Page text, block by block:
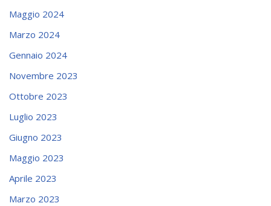
Maggio 2024
Marzo 2024
Gennaio 2024
Novembre 2023
Ottobre 2023
Luglio 2023
Giugno 2023
Maggio 2023
Aprile 2023
Marzo 2023